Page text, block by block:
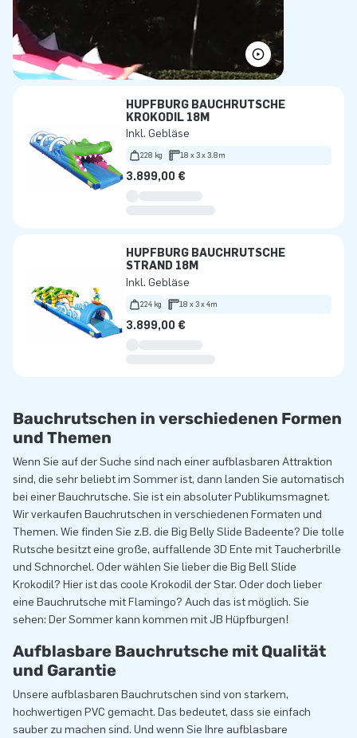
HÜPFBURG BAUCHRUTSCHE
KROKODIL 18M
Inkl. Gebläse
228 kg 18 x 3 x 3.8m
3.899,00 €
HÜPFBURG BAUCHRUTSCHE
STRAND 18M
Inkl. Gebläse
224 kg 18 x 3 x 4m
3.899,00 €
Bauchrutschen in verschiedenen Formen
und Themen
Wenn Sie auf der Suche sind nach einer aufblasbaren Attraktion
sind, die sehr beliebt im Sommer ist, dann landen Sie automatisch
bei einer Bauchrutsche. Sie ist ein absoluter Publikumsmagnet.
Wir verkaufen Bauchrutschen in verschiedenen Formaten und
Themen. Wie finden Sie z.B. die Big Belly Slide Badeente? Die tolle
Rutsche besitzt eine große, auffallende 3D Ente mit Taucherbrille
und Schnorchel. Oder wählen Sie lieber die Big Bell Slide
Krokodil? Hier ist das coole Krokodil der Star. Oder doch lieber
eine Bauchrutsche mit Flamingo? Auch das ist möglich. Sie
sehen: Der Sommer kann kommen mit JB Hüpfburgen!
Aufblasbare Bauchrutsche mit Qualität
und Garantie
Unsere aufblasbaren Bauchrutschen sind von starkem,
hochwertigen PVC gemacht. Das bedeutet, dass sie einfach
sauber zu machen sind. Und wenn Sie Ihre aufblasbare